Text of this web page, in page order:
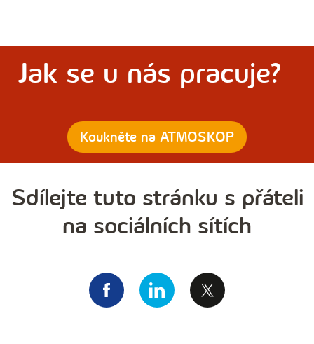
Jak se u nás pracuje?
Koukněte na ATMOSKOP
Sdílejte tuto stránku s přáteli
na sociálních sítích